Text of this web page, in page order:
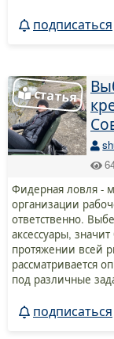
подписаться
Фидерная ловля -
организации
ответственно.
аксессуары,
протяжении всей
рассматривается
под различные
подписаться